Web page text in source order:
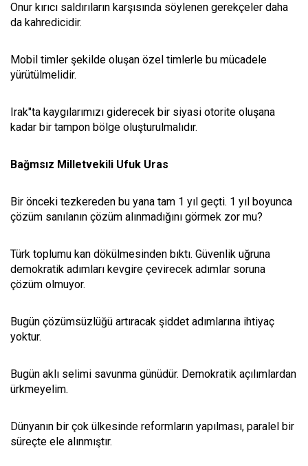
Onur kırıcı saldırıların karşısında söylenen gerekçeler daha
da kahredicidir.
Mobil timler şekilde oluşan özel timlerle bu mücadele
yürütülmelidir.
Irak"ta kaygılarımızı giderecek bir siyasi otorite oluşana
kadar bir tampon bölge oluşturulmalıdır.
Bağmsız Milletvekili Ufuk Uras
Bir önceki tezkereden bu yana tam 1 yıl geçti. 1 yıl boyunca
çözüm sanılanın çözüm alınmadığını görmek zor mu?
Türk toplumu kan dökülmesinden bıktı. Güvenlik uğruna
demokratik adımları kevgire çevirecek adımlar soruna
çözüm olmuyor.
Bugün çözümsüzlüğü artıracak şiddet adımlarına ihtiyaç
yoktur.
Bugün aklı selimi savunma günüdür. Demokratik açılımlardan
ürkmeyelim.
Dünyanın bir çok ülkesinde reformların yapılması, paralel bir
süreçte ele alınmıştır.